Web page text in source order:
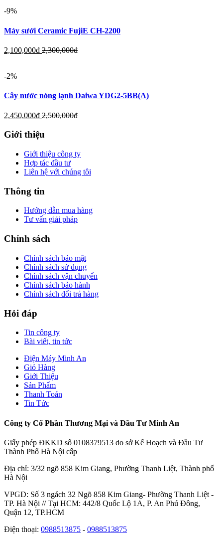
-9%
Máy sưởi Ceramic FujiE CH-2200
2,100,000đ 2,300,000đ
-2%
Cây nước nóng lạnh Daiwa YDG2-5BB(A)
2,450,000đ 2,500,000đ
Giới thiệu
Giới thiệu công ty
Hợp tác đầu tư
Liên hệ với chúng tôi
Thông tin
Hướng dẫn mua hàng
Tư vấn giải pháp
Chính sách
Chính sách bảo mật
Chính sách sử dụng
Chính sách vận chuyển
Chính sách bảo hành
Chính sách đổi trả hàng
Hỏi đáp
Tin công ty
Bài viết, tin tức
Điện Máy Minh An
Giỏ Hàng
Giới Thiệu
Sản Phẩm
Thanh Toán
Tin Tức
Công ty Cổ Phần Thương Mại và Đầu Tư Minh An
Giấy phép ĐKKD số 0108379513 do sở Kế Hoạch và Đầu Tư
Thành Phố Hà Nội cấp
Địa chỉ: 3/32 ngõ 858 Kim Giang, Phường Thanh Liệt, Thành phố
Hà Nội
VPGD: Số 3 ngách 32 Ngõ 858 Kim Giang- Phường Thanh Liệt -
TP. Hà Nội // Tại HCM: 442/8 Quốc Lộ 1A, P. An Phú Đông,
Quận 12, TP.HCM
Điện thoại: 0988513875 - 0988513875